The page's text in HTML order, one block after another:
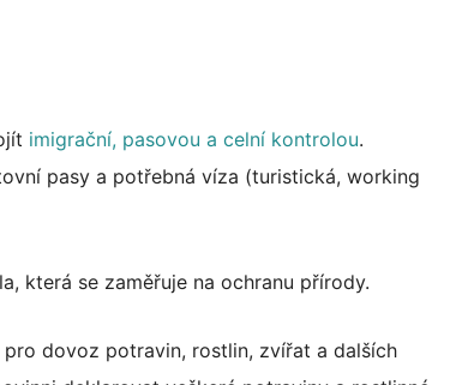
imigrační, pasovou a celní kontrolou.
pasy a potřebná víza (turistická, working
která se zaměřuje na ochranu přírody.
dovoz potravin, rostlin, zvířat a dalších